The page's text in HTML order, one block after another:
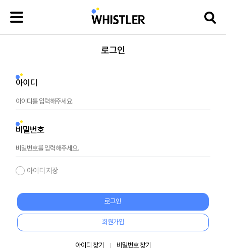
로그인
아이디
비밀번호
아이디 저장
로그인
회원가입
아이디 찾기 비밀번호 찾기